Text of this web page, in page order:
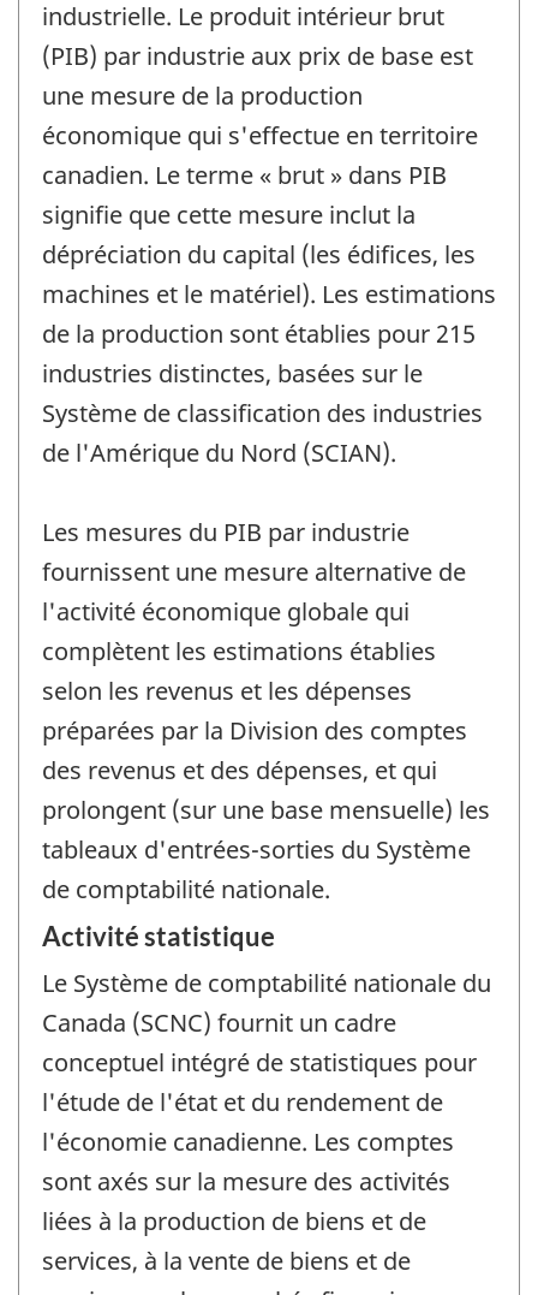
industrielle. Le produit intérieur brut
(PIB) par industrie aux prix de base est
une mesure de la production
économique qui s'effectue en territoire
canadien. Le terme « brut » dans PIB
signifie que cette mesure inclut la
dépréciation du capital (les édifices, les
machines et le matériel). Les estimations
de la production sont établies pour 215
industries distinctes, basées sur le
Système de classification des industries
de l'Amérique du Nord (SCIAN).
Les mesures du PIB par industrie
fournissent une mesure alternative de
l'activité économique globale qui
complètent les estimations établies
selon les revenus et les dépenses
préparées par la Division des comptes
des revenus et des dépenses, et qui
prolongent (sur une base mensuelle) les
tableaux d'entrées-sorties du Système
de comptabilité nationale.
Activité statistique
Le Système de comptabilité nationale du
Canada (SCNC) fournit un cadre
conceptuel intégré de statistiques pour
l'étude de l'état et du rendement de
l'économie canadienne. Les comptes
sont axés sur la mesure des activités
liées à la production de biens et de
services, à la vente de biens et de